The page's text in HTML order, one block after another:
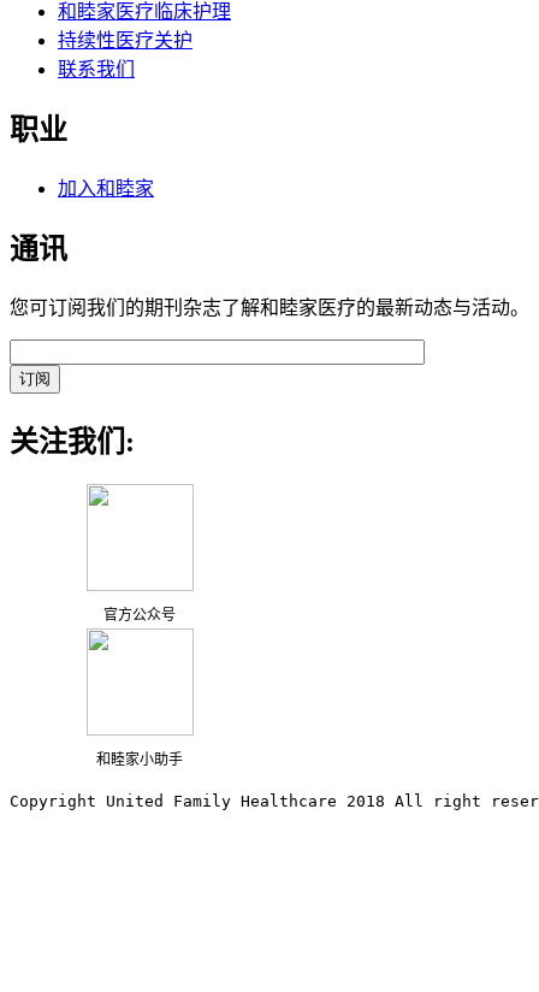
和睦家医疗临床护理
持续性医疗关护
联系我们
职业
加入和睦家
通讯
您可订阅我们的期刊杂志了解和睦家医疗的最新动态与活动。
关注我们:
官方公众号
和睦家小助手
Copyright United Family Healthcare 2018 All right